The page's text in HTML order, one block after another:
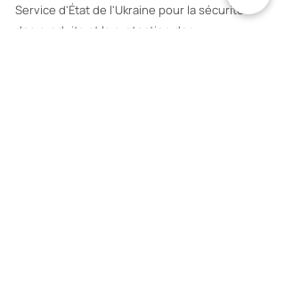
Service d'État de l'Ukraine pour la sécurité
des produits et la protection des